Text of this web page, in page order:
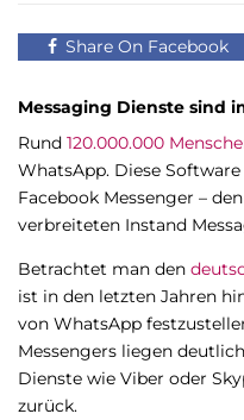
Share On Facebook
Messaging Dienste sind
Rund 120.000.000
WhatsApp. Diese
Facebook Messenger –
verbreiteten Instand
Betrachtet man den
ist in den letzten Jahren
von WhatsApp
Messengers liegen
Dienste wie Viber oder
zurück.